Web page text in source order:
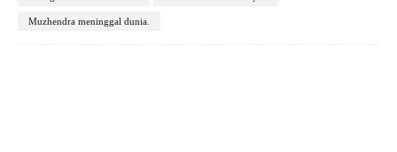
Muzhendra meninggal dunia.